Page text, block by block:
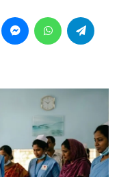
Skype MessengerWhatsApp
প্রিন্ট